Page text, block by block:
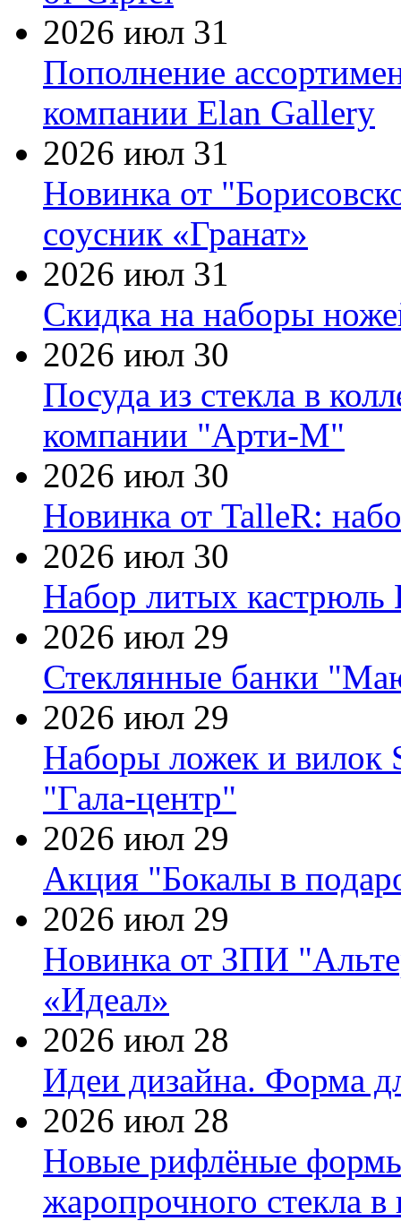
2026 июл 31
Пополнение
компании Elan Gallery
2026 июл 31
Новинка от
соусник «Гранат»
2026 июл 31
Скидка на наборы
2026 июл 30
Посуда из стекла в
компании "Арти-М"
2026 июл 30
Новинка от TalleR:
2026 июл 30
Набор литых кастрюль
2026 июл 29
Стеклянные банки
2026 июл 29
Наборы ложек и вилок
"Гала-центр"
2026 июл 29
Акция "Бокалы в
2026 июл 29
Новинка от ЗПИ
«Идеал»
2026 июл 28
Идеи дизайна. Форма
2026 июл 28
Новые рифлёные формы
жаропрочного стекла